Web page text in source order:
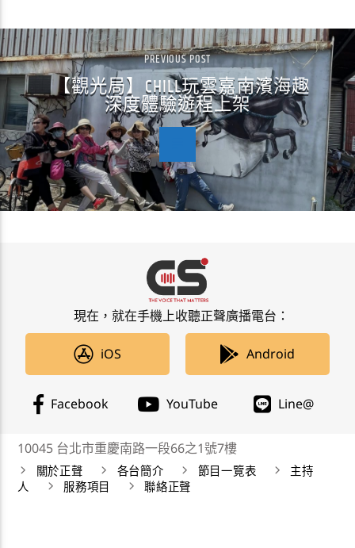
PREVIOUS POST
【觀光局】CHILL玩雲嘉南濱海趣
深度體驗遊程上架
現在，就在手機上收聽正聲廣播電台：
iOS Android
Facebook YouTube Line@
10045 台北市重慶南路一段66之1號7樓
關於正聲
各台簡介 節目一覽表
主持
人
服務項目 聯絡正聲